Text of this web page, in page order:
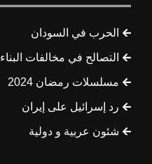
الحرب في السودان
التصالح في مخالفات البناء
مسلسلات رمضان 2024
رد إسرائيل على إيران
شئون عربية و دولية